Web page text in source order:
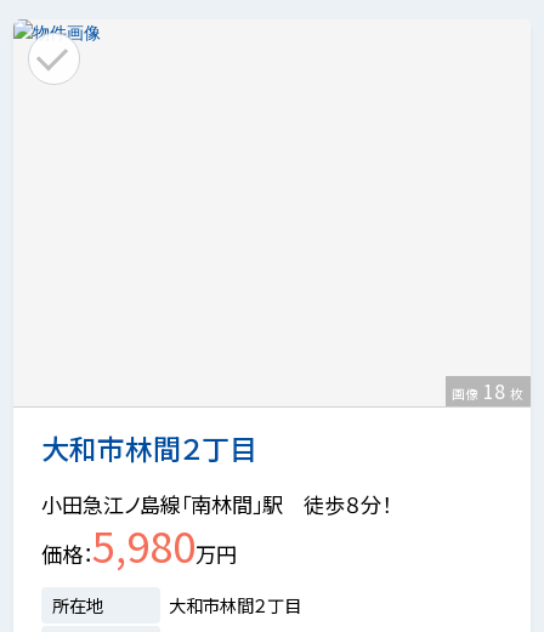
大和市林間２丁目
画像 18 枚
小田急江ノ島線「南林間」駅 徒歩８分！
価格 5,980万円
所在地
大和市林間２丁目